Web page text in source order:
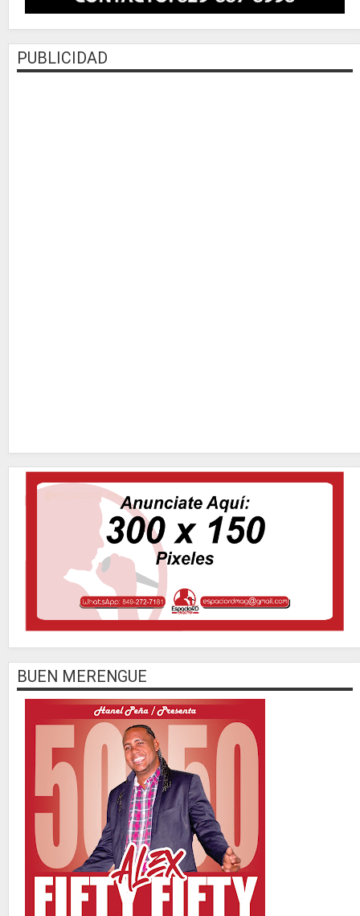
PUBLICIDAD
BUEN MERENGUE